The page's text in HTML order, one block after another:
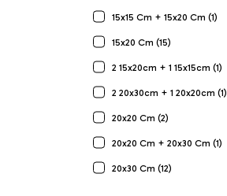
15x15 Cm + 15x20 Cm (1)
15x20 Cm (15)
2 15x20cm + 1 15x15cm (1)
2 20x30cm + 1 20x20cm (1)
20x20 Cm (2)
20x20 Cm + 20x30 Cm (1)
20x30 Cm (12)